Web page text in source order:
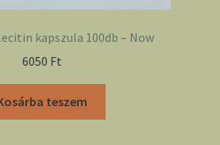
kapszula 100db – Now
6050 Ft
teszem